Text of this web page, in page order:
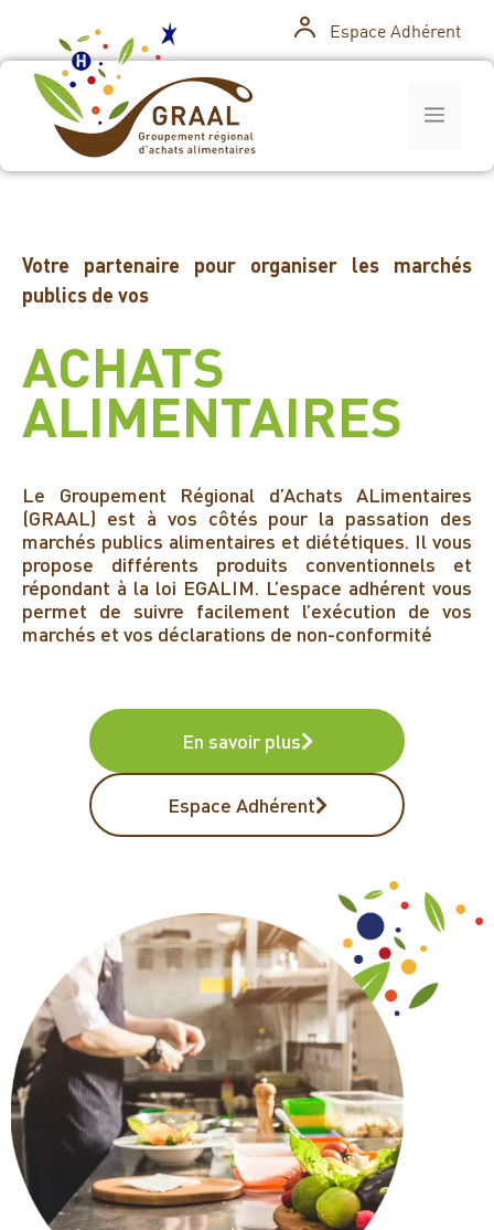
Espace Adhérent
Votre partenaire pour organiser les marchés
publics de vos
ACHATS
ALIMENTAIRES
Le Groupement Régional d’Achats ALimentaires
(GRAAL) est à vos côtés pour la passation des
marchés publics alimentaires et diététiques. Il vous
propose différents produits conventionnels et
répondant à la loi EGALIM. L’espace adhérent vous
permet de suivre facilement l’exécution de vos
marchés et vos déclarations de non-conformité
En savoir plus
Espace Adhérent